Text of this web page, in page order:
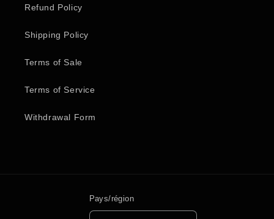
Refund Policy
Shipping Policy
Terms of Sale
Terms of Service
Withdrawal Form
Pays/région